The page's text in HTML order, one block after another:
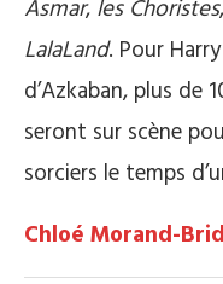
Asmar, les Choristes,
LalaLand. Pour
d’Azkaban, plus de
seront sur scène
sorciers le temps
Chloé Morand-